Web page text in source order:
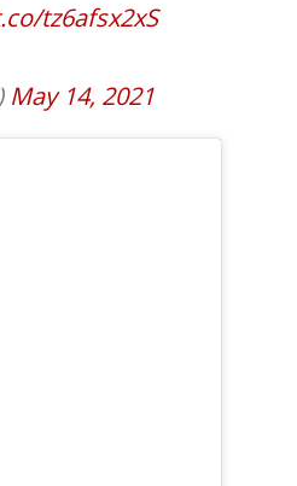
tz6afsx2xS
May 14, 2021